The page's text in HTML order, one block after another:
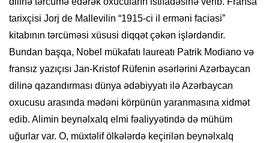
tarixçisi Jorj de Mallevilin “1915-ci il erməni faciəsi”
kitabının tərcüməsi xüsusi diqqət çəkən işlərdəndir.
Bundan başqa, Nobel mükafatı laureatı Patrik Modiano və
fransız yazıçısı Jan-Kristof Rüfenin əsərlərini Azərbaycan
dilinə qazandırması dünya ədəbiyyatı ilə Azərbaycan
oxucusu arasında mədəni körpünün yaranmasına xidmət
edib. Alimin beynəlxalq elmi fəaliyyətində də mühüm
uğurlar var. O, müxtəlif ölkələrdə keçirilən beynəlxalq